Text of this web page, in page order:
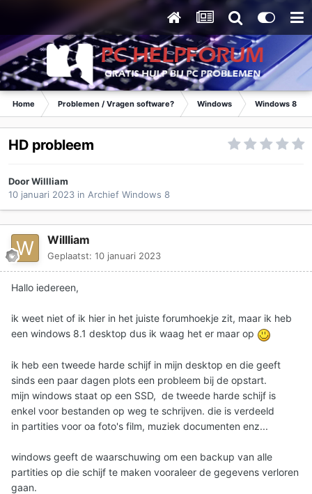
Home Problemen / Vragen software? Windows Windows 8
HD probleem
DoorWillliam
10 januari 2023 in Archief Windows 8
Willliam
Geplaatst: 10 januari 2023
Hallo iedereen,
ik weet niet of ik hier in het juiste forumhoekje zit, maar ik heb
een windows 8.1 desktop dus ik waag het er maar op
ik heb een tweede harde schijf in mijn desktop en die geeft
sinds een paar dagen plots een probleem bij de opstart.
mijn windows staat op een SSD, de tweede harde schijf is
enkel voor bestanden op weg te schrijven. die is verdeeld
in partities voor oa foto's film, muziek documenten enz...
windows geeft de waarschuwing om een backup van alle
partities op die schijf te maken vooraleer de gegevens verloren
gaan.